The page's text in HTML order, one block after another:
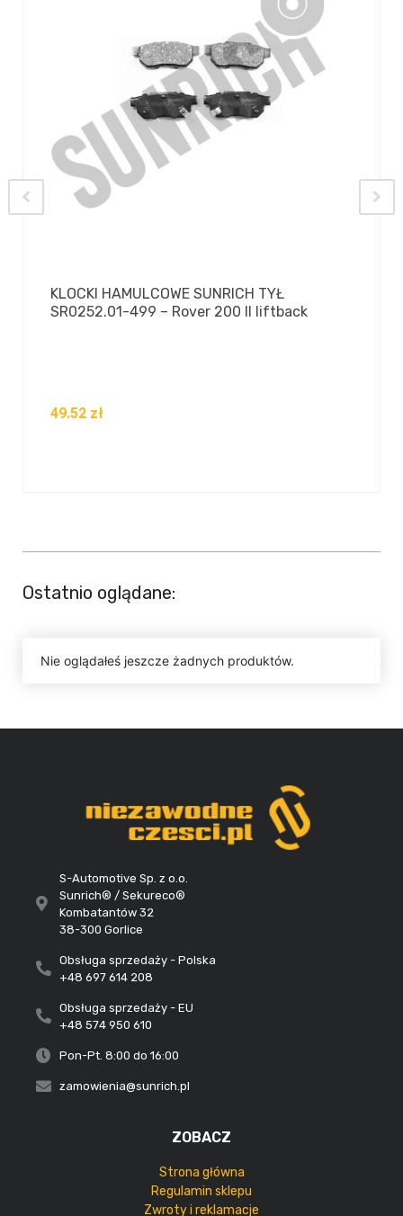
KLOCKI HAMULCOWE SUNRICH TYŁ
SR0252.01-499 – Rover 200 II liftback
49.52 zł
Ostatnio oglądane:
Nie oglądałeś jeszcze żadnych produktów.
S-Automotive Sp. z o.o.
Sunrich® / Sekureco®
Kombatantów 32
38-300 Gorlice
Obsługa sprzedaży - Polska
+48 697 614 208
Obsługa sprzedaży - EU
+48 574 950 610
Pon-Pt. 8:00 do 16:00
zamowienia@sunrich.pl
ZOBACZ
Strona główna
Regulamin sklepu
Zwroty i reklamacje